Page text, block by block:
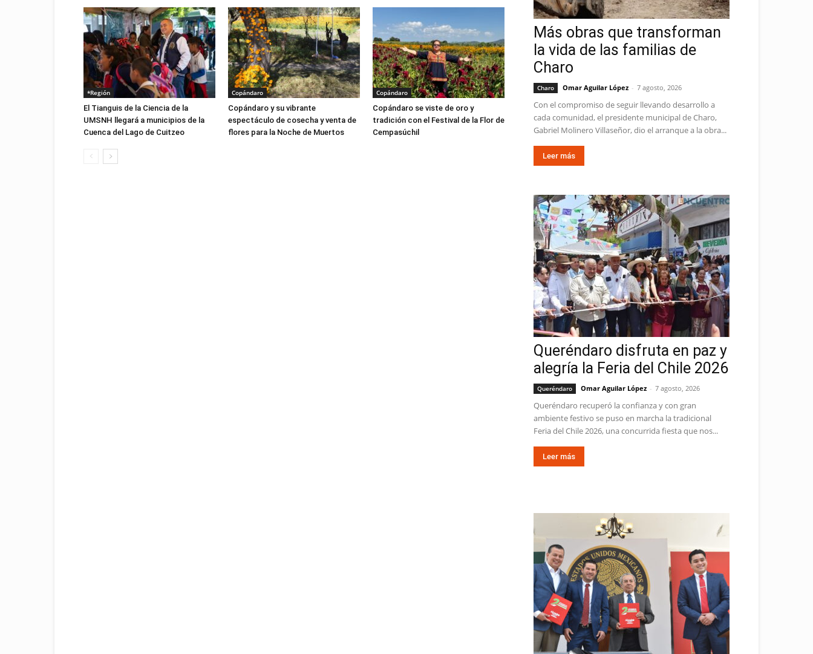
*Región
El Tianguis de la Ciencia de la
UMSNH llegará a municipios de la
Cuenca del Lago de Cuitzeo
Copándaro
Copándaro y su vibrante
espectáculo de cosecha y venta de
flores para la Noche de Muertos
Copándaro
Copándaro se viste de oro y
tradición con el Festival de la Flor de
Cempasúchil
Más obras que transforman
la vida de las familias de
Charo
Charo Omar Aguilar López - 7 agosto, 2026
Con el compromiso de seguir llevando desarrollo a
cada comunidad, el presidente municipal de Charo,
Gabriel Molinero Villaseñor, dio el arranque a la obra...
Leer más
Queréndaro disfruta en paz y
alegría la Feria del Chile 2026
Queréndaro Omar Aguilar López - 7 agosto, 2026
Queréndaro recuperó la confianza y con gran
ambiente festivo se puso en marcha la tradicional
Feria del Chile 2026, una concurrida fiesta que nos...
Leer más